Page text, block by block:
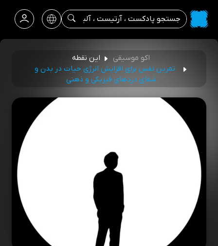
اکو موسیقی
این نقطه
تمرین نفس برای افزایش انرژی حیات در بدن و
شفای دردهای فیزیکی و ذهنی